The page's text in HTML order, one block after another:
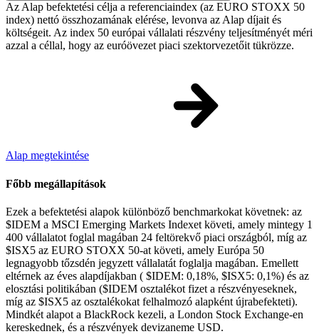
Az Alap befektetési célja a referenciaindex (az EURO STOXX 50
index) nettó összhozamának elérése, levonva az Alap díjait és
költségeit. Az index 50 európai vállalati részvény teljesítményét méri
azzal a céllal, hogy az euróövezet piaci szektorvezetőit tükrözze.
Alap megtekintése
Főbb megállapítások
Ezek a befektetési alapok különböző benchmarkokat követnek: az
$IDEM a MSCI Emerging Markets Indexet követi, amely mintegy 1
400 vállalatot foglal magában 24 feltörekvő piaci országból, míg az
$ISX5 az EURO STOXX 50-at követi, amely Európa 50
legnagyobb tőzsdén jegyzett vállalatát foglalja magában. Emellett
eltérnek az éves alapdíjakban ( $IDEM: 0,18%, $ISX5: 0,1%) és az
elosztási politikában ($IDEM osztalékot fizet a részvényeseknek,
míg az $ISX5 az osztalékokat felhalmozó alapként újrabefekteti).
Mindkét alapot a BlackRock kezeli, a London Stock Exchange-en
kereskednek, és a részvények devizaneme USD.